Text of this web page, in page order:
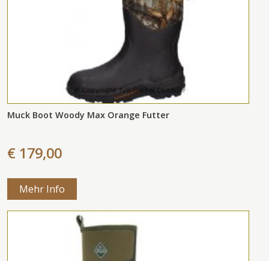
Muck Boot Woody Max Orange Futter
€ 179,00
Mehr Info